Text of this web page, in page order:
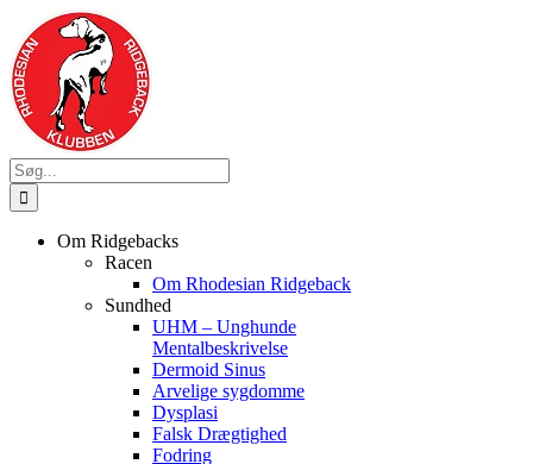
content
Søg
efter:
Om Ridgebacks
Racen
Om Rhodesian Ridgeback
Sundhed
UHM – Unghunde
Mentalbeskrivelse
Dermoid Sinus
Arvelige sygdomme
Dysplasi
Falsk Drægtighed
Fodring